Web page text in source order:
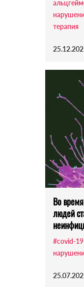
терапия
Во
людей
#covid-19